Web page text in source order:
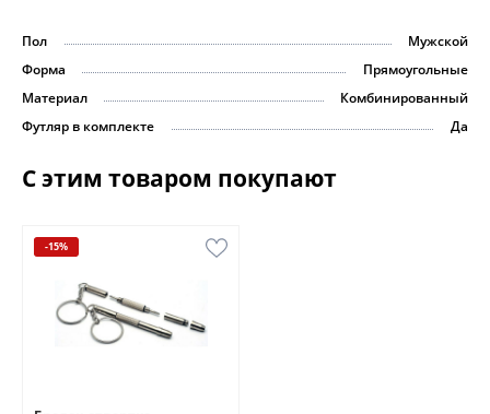
Пол
Мужской
Форма
Прямоугольные
Материал
Комбинированный
Футляр в комплекте
Да
С этим товаром покупают
-15%